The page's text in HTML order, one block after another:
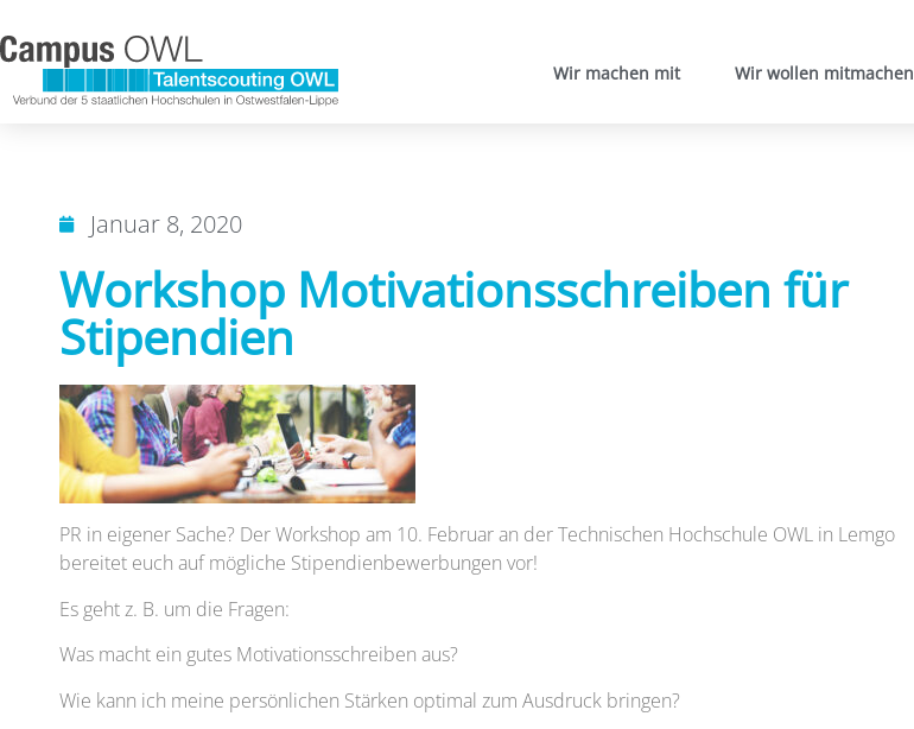
Wir machen mit Wir wollen mitmachen
Januar 8, 2020
Workshop Motivationsschreiben für
Stipendien
PR in eigener Sache? Der Workshop am 10. Februar an der Technischen Hochschule OWL in Lemgo
bereitet euch auf mögliche Stipendienbewerbungen vor!
Es geht z. B. um die Fragen:
Was macht ein gutes Motivationsschreiben aus?
Wie kann ich meine persönlichen Stärken optimal zum Ausdruck bringen?